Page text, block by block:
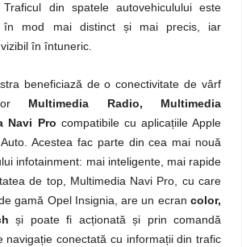
din spatele autovehiculului este
în mod mai distinct și mai precis, iar
în întuneric.
beneficiază de o conectivitate de vârf
Multimedia Radio, Multimedia
Navi Pro compatibile cu aplicațiile Apple
Acestea fac parte din cea mai nouă
infotainment: mai inteligente, mai rapide
de top, Multimedia Navi Pro, cu care
gamă Opel Insignia, are un ecran color,
și poate fi acționată și prin comandă
navigație conectată cu informații din trafic